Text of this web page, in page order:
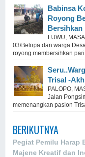
Babinsa
Royong
Bersihkan
LUWU,
03/Belopa dan warga
royong membersihkan
Trisal -
PALOPO,
Jalan
memenangkan paslon
BERIKUTNYA
Pegiat Pemilu Harap
Majene Kreatif dan